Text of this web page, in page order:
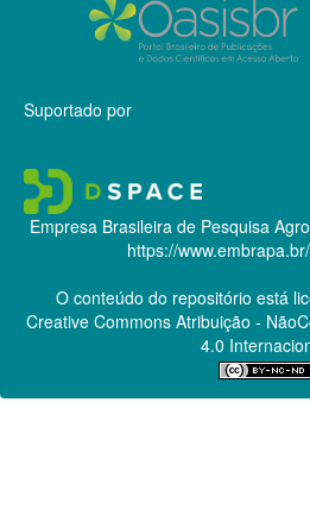
Suportado por
Empresa Brasileira de Pesquisa
https://
O conteúdo do repositório está
Creative CommonsAtribuição -
4.0